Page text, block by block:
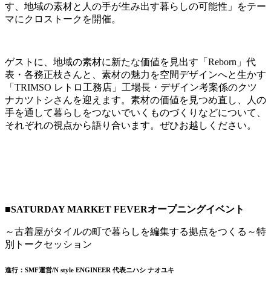
す、地域の素材と人の手が生み出す暮らしの可能性」をテー
マにクロストークを開催。
ゲストに、地域の素材に新たな価値を見出す「Reborn」代
表・各務正枝さんと、素材の魅力を空間デザインへと生かす
「TRIMSO レトロ工務店」工場長・デザイン考案係のクツ
ナカツトシさんを迎えます。素材の価値を見つめ直し、人の
手を通して暮らしをつないでいくものづくりなどについて、
それぞれの視点から語り合います。ぜひお越しください。
■SATURDAY MARKET FEVERオープニングイベント
～古着屋がタイルの町で暮らしを編集する拠点をつくる～特
別トークセッション
進行：SMF運営/N style ENGINEER 代表ニハシ ナオユキ